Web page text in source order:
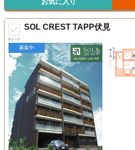
チェック
SOL CREST TAPP伏見
募集中